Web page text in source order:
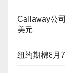
Callaway公
美元
纽约期棉8月